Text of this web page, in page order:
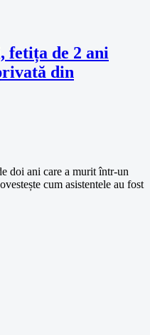
de 2 ani
din
doi ani care a murit într-un
cum asistentele au fost